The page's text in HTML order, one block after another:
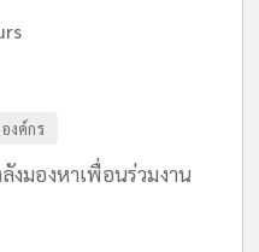
องค์กร
งมองหาเพื่อนร่วมงาน